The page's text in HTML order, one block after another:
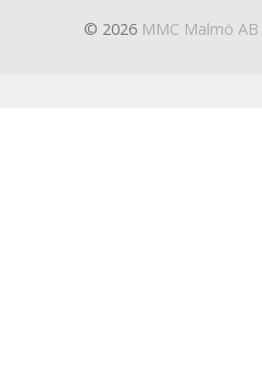
© 2026 MMC Malmö AB